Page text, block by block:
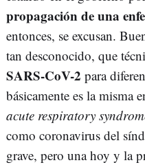
propagación de una
entonces, se excusan.
tan desconocido, que
SARS-CoV-2 para
básicamente es la misma
acute respiratory
como coronavirus del
grave, pero una hoy y la